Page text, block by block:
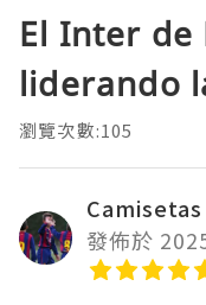
El Inter de
liderando
瀏覽次數:105
Camisetas
發佈於